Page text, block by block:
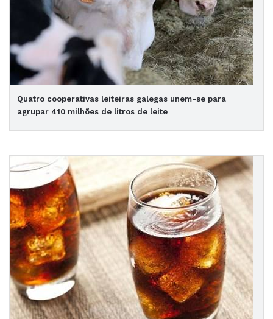
Quatro cooperativas leiteiras galegas unem-se para
agrupar 410 milhões de litros de leite